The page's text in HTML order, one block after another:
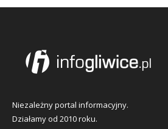
Niezależny portal informacyjny.
Działamy od 2010 roku.